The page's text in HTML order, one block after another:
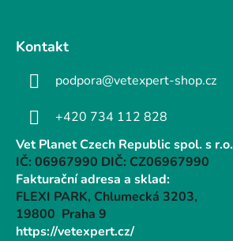
Kontakt
podpora@vetexpert-shop.cz
+420 734 112 828
Vet Planet Czech Republic spol. s r.o.
IČ: 06967990 DIČ: CZ06967990
Fakturační adresa a sklad:
FLEXI PARK, Chlumecká 3203,
19800 Praha 9
https://vetexpert.cz/